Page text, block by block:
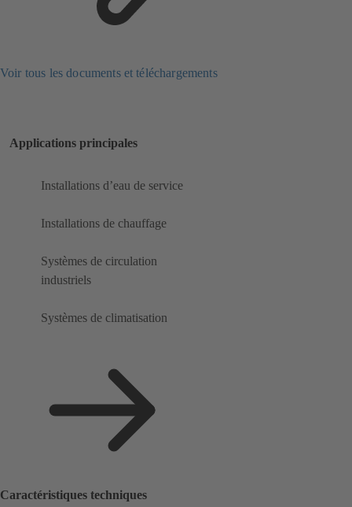
Voir tous les documents et téléchargements
Applications principales
Installations d’eau de service
Installations de chauffage
Systèmes de circulation
industriels
Systèmes de climatisation
Caractéristiques techniques